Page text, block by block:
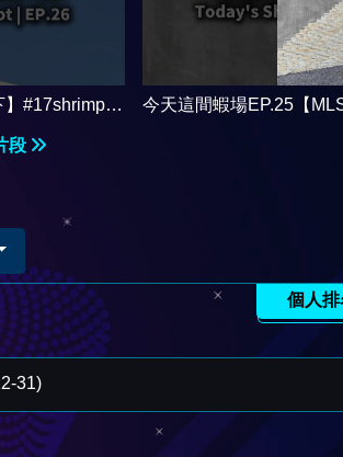
】#17shrimp #
낚시
今天這間蝦場EP.25【
段
個人排